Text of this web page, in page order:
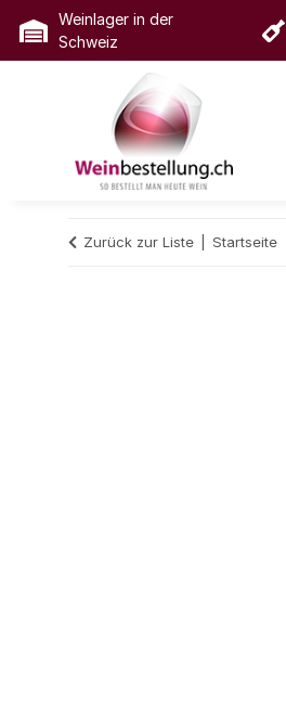
Weinlager in der
Schweiz
Zurück zur Liste Startseite